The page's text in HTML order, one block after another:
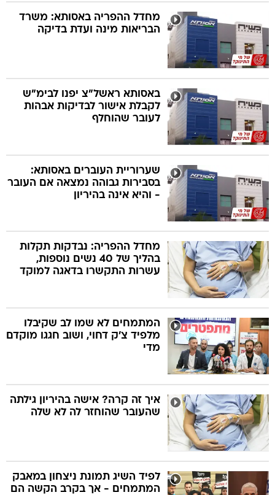
מחדל ההפריה באסותא: משרד
הבריאות מינה ועדת בדיקה
באסותא ראשל"צ יפנו לבימ"ש
לקבלת אישור לבדיקות אבהות
לעובר שהוחלף
שערוריית העוברים באסותא:
בסבירות גבוהה נמצאה אם העובר
- והיא אינה בהיריון
מחדל ההפריה: נבדקות תקלות
בהליך של 40 נשים נוספות,
עשרות התקשרו בדאגה למוקד
המתמחים לא שמו לב שקיבלו
מלפיד צ'ק דחוי, ושוב חגגו מוקדם
מדי
איך זה קרה? אישה בהיריון גילתה
שהעובר שהוחזר לה לא שלה
לפיד השיג תמונת ניצחון במאבק
המתמחים - אך בקרב הקשה הם